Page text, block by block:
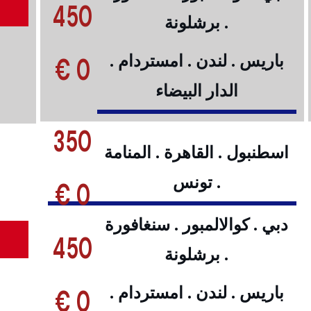
. برشلونة
450
0 €
باريس . لندن . امستردام .
الدار البيضاء
اسطنبول . القاهرة . المنامة
. تونس
350
0 €
دبي . كوالالمبور . سنغافورة
. برشلونة
450
0 €
باريس . لندن . امستردام .